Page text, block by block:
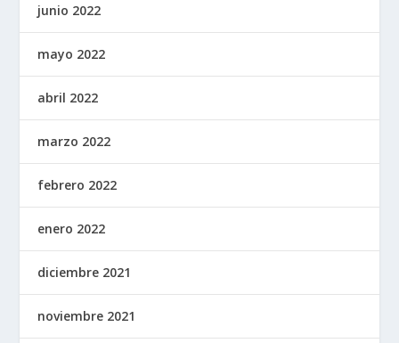
junio 2022
mayo 2022
abril 2022
marzo 2022
febrero 2022
enero 2022
diciembre 2021
noviembre 2021